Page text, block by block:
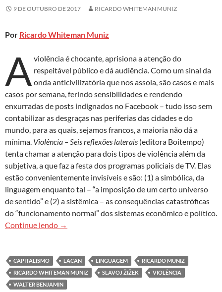
9 DE OUTUBRO DE 2017 RICARDO WHITEMAN MUNIZ
Por Ricardo Whiteman Muniz
A violência é chocante, aprisiona a atenção do
respeitável público e dá audiência. Como um sinal da
onda anticivilizatória que nos assola, são casos e mais
casos por semana, ferindo sensibilidades e rendendo
enxurradas de posts indignados no Facebook – tudo isso sem
contabilizar as desgraças nas periferias das cidades e do
mundo, para as quais, sejamos francos, a maioria não dá a
mínima. Violência – Seis reflexões laterais (editora Boitempo)
tenta chamar a atenção para dois tipos de violência além da
subjetiva, a que faz a festa dos programas policiais de TV. Elas
estão convenientemente invisíveis e são: (1) a simbólica, da
linguagem enquanto tal – “a imposição de um certo universo
de sentido” e (2) a sistêmica – as consequências catastróficas
do “funcionamento normal” dos sistemas econômico e político.
Continue lendo Violência subjetiva, objetiva e da linguagem em
→
CAPITALISMO LACAN LINGUAGEM
RICARDO MUNIZ
RICARDO WHITEMAN MUNIZ
SLAVOJ ŽIŽEK
VIOLÊNCIA
WALTER BENJAMIN